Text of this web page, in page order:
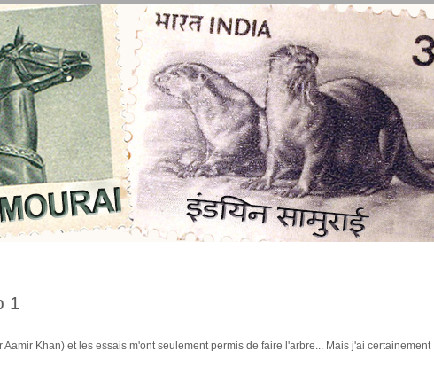
1
Khan) et les essais m'ont seulement permis de faire l'arbre... Mais j'ai certainement